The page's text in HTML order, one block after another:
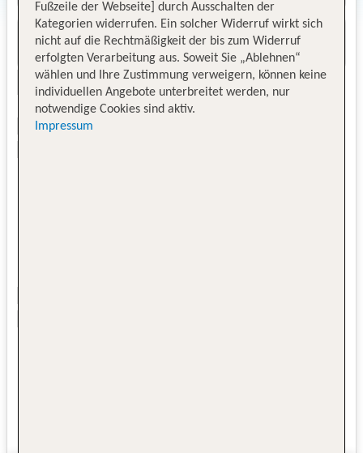
Fußzeile der Webseite] durch Ausschalten der
Kategorien widerrufen. Ein solcher Widerruf wirkt sich
nicht auf die Rechtmäßigkeit der bis zum Widerruf
erfolgten Verarbeitung aus. Soweit Sie „Ablehnen“
wählen und Ihre Zustimmung verweigern, können keine
individuellen Angebote unterbreitet werden, nur
notwendige Cookies sind aktiv.
Impressum